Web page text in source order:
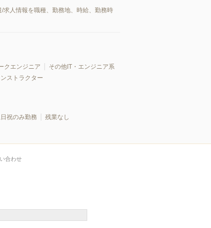
求人情報を職種、勤務地、時給、勤務時
クエンジニア
その他IT・エンジニア系
ストラクター
祝のみ勤務
残業なし
合わせ